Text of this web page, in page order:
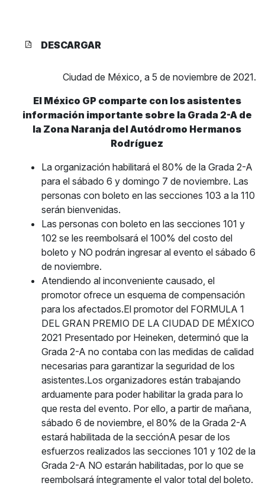
DESCARGAR
Ciudad de México, a 5 de noviembre de 2021.
El México GP comparte con los asistentes
información importante sobre la Grada 2-A de
la Zona Naranja del Autódromo Hermanos
Rodríguez
La organización habilitará el 80% de la Grada 2-A
para el sábado 6 y domingo 7 de noviembre. Las
personas con boleto en las secciones 103 a la 110
serán bienvenidas.
Las personas con boleto en las secciones 101 y
102 se les reembolsará el 100% del costo del
boleto y NO podrán ingresar al evento el sábado 6
de noviembre.
Atendiendo al inconveniente causado, el
promotor ofrece un esquema de compensación
para los afectados.El promotor del FORMULA 1
DEL GRAN PREMIO DE LA CIUDAD DE MÉXICO
2021 Presentado por Heineken, determinó que la
Grada 2-A no contaba con las medidas de calidad
necesarias para garantizar la seguridad de los
asistentes.Los organizadores están trabajando
arduamente para poder habilitar la grada para lo
que resta del evento. Por ello, a partir de mañana,
sábado 6 de noviembre, el 80% de la Grada 2-A
estará habilitada de la secciónA pesar de los
esfuerzos realizados las secciones 101 y 102 de la
Grada 2-A NO estarán habilitadas, por lo que se
reembolsará íntegramente el valor total del boleto.